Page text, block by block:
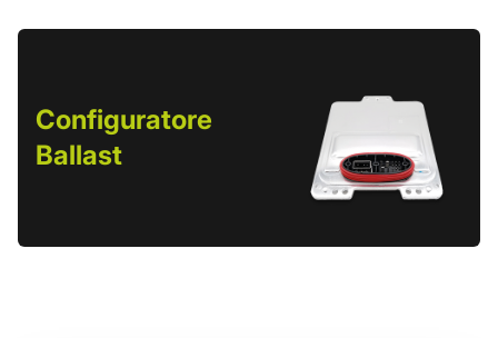
Configuratore
Ballast